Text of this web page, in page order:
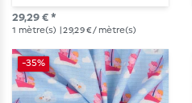
avec Structure en
Boucles
29,29 € *
1 mètre(s) | 29,29 € / mètre(s)
-35%